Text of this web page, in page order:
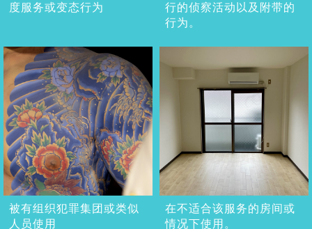
度服务或变态行为
行的侦察活动以及附带的
行为。
被有组织犯罪集团或类似
人员使用
在不适合该服务的房间或
情况下使用。